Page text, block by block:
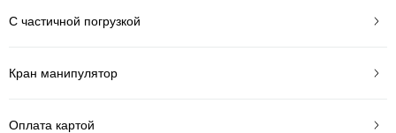
С частичной погрузкой
Кран манипулятор
Оплата картой